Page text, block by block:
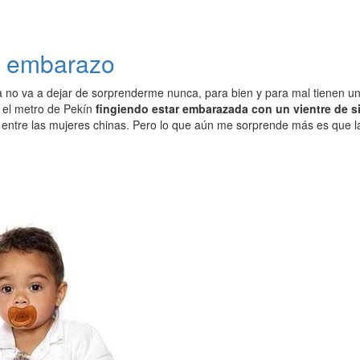
no va a dejar de sorprenderme nunca, para bien y para mal tienen
metro de Pekín fingiendo estar embarazada con un vientre de
las mujeres chinas. Pero lo que aún me sorprende más es